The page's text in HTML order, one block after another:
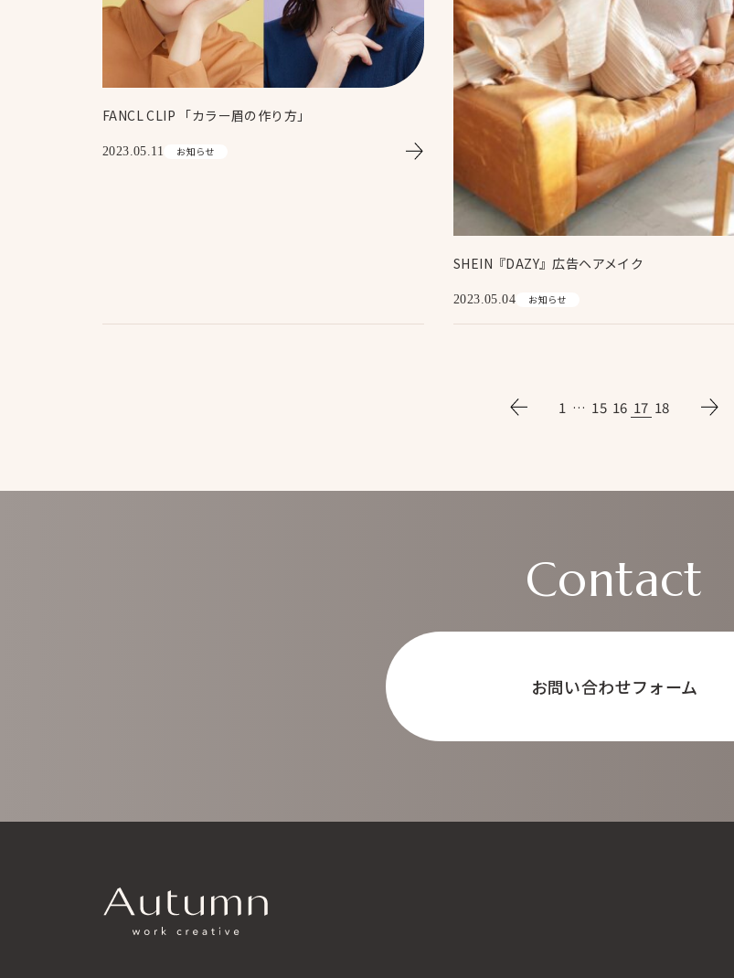
FANCL CLIP 「カラー眉の作り方」
2023.05.11 お知らせ
SHEIN『DAZY』広告ヘアメイク
2023.05.04 お知らせ
1 … 15 16 17 18
Contact
お問い合わせフォーム